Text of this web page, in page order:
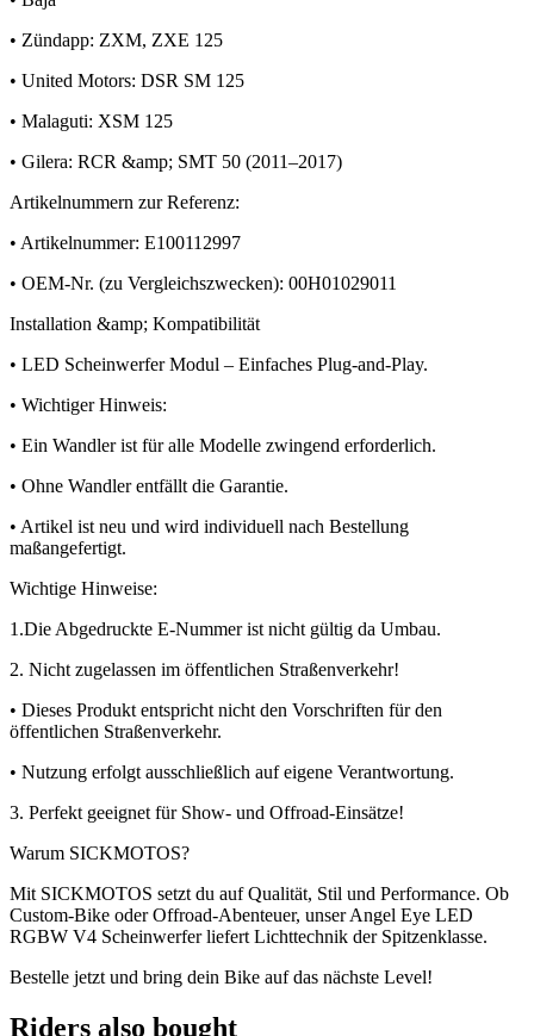
• Zündapp: ZXM, ZXE 125
• United Motors: DSR SM 125
• Malaguti: XSM 125
• Gilera: RCR &amp; SMT 50 (2011–2017)
Artikelnummern zur Referenz:
• Artikelnummer: E100112997
• OEM-Nr. (zu Vergleichszwecken): 00H01029011
Installation &amp; Kompatibilität
• LED Scheinwerfer Modul – Einfaches Plug-and-Play.
• Wichtiger Hinweis:
• Ein Wandler ist für alle Modelle zwingend erforderlich.
• Ohne Wandler entfällt die Garantie.
• Artikel ist neu und wird individuell nach Bestellung
maßangefertigt.
Wichtige Hinweise:
1.Die Abgedruckte E-Nummer ist nicht gültig da Umbau.
2. Nicht zugelassen im öffentlichen Straßenverkehr!
• Dieses Produkt entspricht nicht den Vorschriften für den
öffentlichen Straßenverkehr.
• Nutzung erfolgt ausschließlich auf eigene Verantwortung.
3. Perfekt geeignet für Show- und Offroad-Einsätze!
Warum SICKMOTOS?
Mit SICKMOTOS setzt du auf Qualität, Stil und Performance. Ob
Custom-Bike oder Offroad-Abenteuer, unser Angel Eye LED
RGBW V4 Scheinwerfer liefert Lichttechnik der Spitzenklasse.
Bestelle jetzt und bring dein Bike auf das nächste Level!
Riders also bought